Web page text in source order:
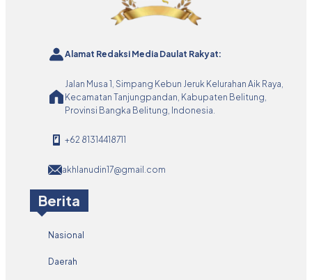
Alamat Redaksi Media Daulat Rakyat:
Jalan Musa 1, Simpang Kebun Jeruk Kelurahan Aik Raya,
Kecamatan Tanjungpandan, Kabupaten Belitung,
Provinsi Bangka Belitung, Indonesia.
+62 81314418711
akhlanudin17@gmail.com
Berita
Nasional
Daerah